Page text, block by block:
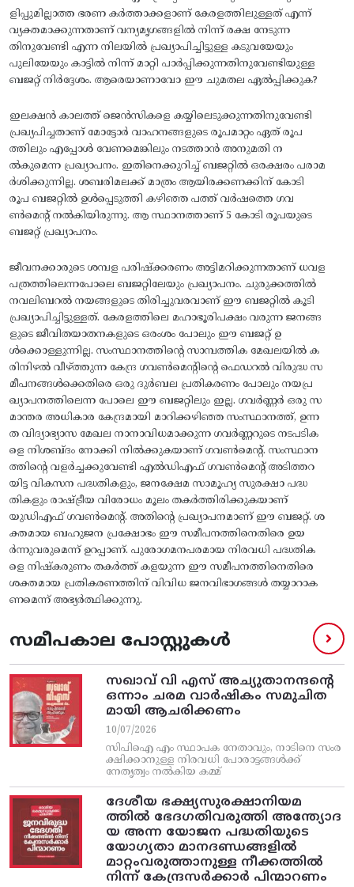
ളിപ്പുമില്ലാത്ത ഭരണ കര്‍ത്താക്കളാണ്‌ കേരളത്തിലുള്ളത്‌ എന്ന്‌
വ്യക്തമാക്കുന്നതാണ്‌ വന്യമൃഗങ്ങളില്‍ നിന്ന്‌ രക്ഷ നേടുന്ന
തിനുവേണ്ടി എന്ന നിലയില്‍ പ്രഖ്യാപിച്ചിട്ടുള്ള കടുവയേയും
പുലിയേയും കാട്ടില്‍ നിന്ന്‌ മാറ്റി പാര്‍പ്പിക്കുന്നതിനുവേണ്ടിയുള്ള
ബജറ്റ്‌ നിര്‍ദ്ദേശം. ആരെയാണാവോ ഈ ചുമതല ഏല്‍പ്പിക്കുക?
ഇലക്ഷന്‍ കാലത്ത്‌ ജെന്‍സികളെ കയ്യിലെടുക്കുന്നതിനുവേണ്ടി
പ്രഖ്യപിച്ചതാണ്‌ മോട്ടോര്‍ വാഹനങ്ങളുടെ രൂപമാറ്റം ഏത്‌ രൂപ
ത്തിലും എപ്പോള്‍ വേണമെങ്കിലും നടത്താന്‍ അനുമതി ന
ല്‍കുമെന്ന പ്രഖ്യാപനം. ഇതിനെക്കുറിച്ച്‌ ബജറ്റില്‍ ഒരക്ഷരം പരാമ
ര്‍ശിക്കുന്നില്ല. ശബരിമലക്ക്‌ മാത്രം ആയിരക്കണക്കിന്‌ കോടി
രൂപ ബജറ്റില്‍ ഉള്‍പ്പെടുത്തി കഴിഞ്ഞ പത്ത്‌ വര്‍ഷത്തെ ഗവ
ണ്‍മെന്റ്‌ നല്‍കിയിരുന്നു. ആ സ്ഥാനത്താണ്‌ 5 കോടി രൂപയുടെ
ബജറ്റ്‌ പ്രഖ്യാപനം.
ജീവനക്കാരുടെ ശമ്പള പരിഷ്‌ക്കരണം അട്ടിമറിക്കുന്നതാണ്‌ ധവള
പത്രത്തിലെന്നപോലെ ബജറ്റിലേയും പ്രഖ്യാപനം. ചുരുക്കത്തില്‍
നവലിബറല്‍ നയങ്ങളുടെ തിരിച്ചുവരവാണ്‌ ഈ ബജറ്റില്‍ കൂടി
പ്രഖ്യാപിച്ചിട്ടുള്ളത്‌. കേരളത്തിലെ മഹാഭൂരിപക്ഷം വരുന്ന ജനങ്ങ
ളുടെ ജീവിതയാതനകളുടെ ഒരംശം പോലും ഈ ബജറ്റ്‌ ഉ
ള്‍ക്കൊള്ളുന്നില്ല. സംസ്ഥാനത്തിന്റെ സാമ്പത്തിക മേഖലയില്‍ ക
രിനിഴല്‍ വീഴ്‌ത്തുന്ന കേന്ദ്ര ഗവണ്‍മെന്റിന്റെ ഫെഡറല്‍ വിരുദ്ധ സ
മീപനങ്ങള്‍ക്കെതിരെ ഒരു ദുര്‍ബല പ്രതികരണം പോലും നയപ്ര
ഖ്യാപനത്തിലെന്ന പോലെ ഈ ബജറ്റിലും ഇല്ല. ഗവര്‍ണ്ണര്‍ ഒരു സ
മാന്തര അധികാര കേന്ദ്രമായി മാറിക്കഴിഞ്ഞ സംസ്ഥാനത്ത്‌, ഉന്ന
ത വിദ്യാഭ്യാസ മേഖല നാനാവിധമാക്കുന്ന ഗവര്‍ണ്ണറുടെ നടപടിക
ളെ നിശബ്ദം നോക്കി നില്‍ക്കുകയാണ്‌ ഗവണ്‍മെന്റ്‌. സംസ്ഥാന
ത്തിന്റെ വളര്‍ച്ചക്കുവേണ്ടി എല്‍ഡിഎഫ്‌ ഗവണ്‍മെന്റ്‌ അടിത്തറ
യിട്ട വികസന പദ്ധതികളും, ജനക്ഷേമ സാമൂഹ്യ സുരക്ഷാ പദ്ധ
തികളും രാഷ്‌ട്രീയ വിരോധം മൂലം തകര്‍ത്തിരിക്കുകയാണ്‌
യുഡിഎഫ്‌ ഗവണ്‍മെന്റ്. അതിന്റെ പ്രഖ്യാപനമാണ്‌ ഈ ബജറ്റ്‌. ശ
ക്തമായ ബഹുജന പ്രക്ഷോഭം ഈ സമീപനത്തിനെതിരെ ഉയ
ര്‍ന്നുവരുമെന്ന്‌ ഉറപ്പാണ്‌. പുരോഗമനപരമായ നിരവധി പദ്ധതിക
ളെ നിഷ്‌കരുണം തകര്‍ത്ത്‌ കളയുന്ന ഈ സമീപനത്തിനെതിരെ
ശക്തമായ പ്രതികരണത്തിന്‌ വിവിധ ജനവിഭാഗങ്ങള്‍ തയ്യാറാക
ണമെന്ന്‌ അഭ്യര്‍ത്ഥിക്കുന്നു.
സമീപകാല പോസ്റ്റുകൾ
സഖാവ് വി എസ്‌ അച്യുതാനന്ദന്റെ
ഒന്നാം ചരമ വാര്‍ഷികം സമുചിത
മായി ആചരിക്കണം
10/07/2026
സിപിഐ എം സ്ഥാപക നേതാവും, നാടിനെ സംര
ക്ഷിക്കാനുള്ള നിരവധി പോരാട്ടങ്ങള്‍ക്ക്‌
നേതൃത്വം നല്‍കിയ കമ്മ്
ദേശീയ ഭക്ഷ്യസുരക്ഷാനിയമ
ത്തിൽ ഭേദഗതിവരുത്തി അന്ത്യോദ
യ അന്ന യോജന പദ്ധതിയുടെ
യോഗ്യതാ മാനദണ്ഡങ്ങളിൽ
മാറ്റംവരുത്താനുള്ള നീക്കത്തിൽ
നിന്ന്‌ കേന്ദ്രസർക്കാർ പിന്മാറണം